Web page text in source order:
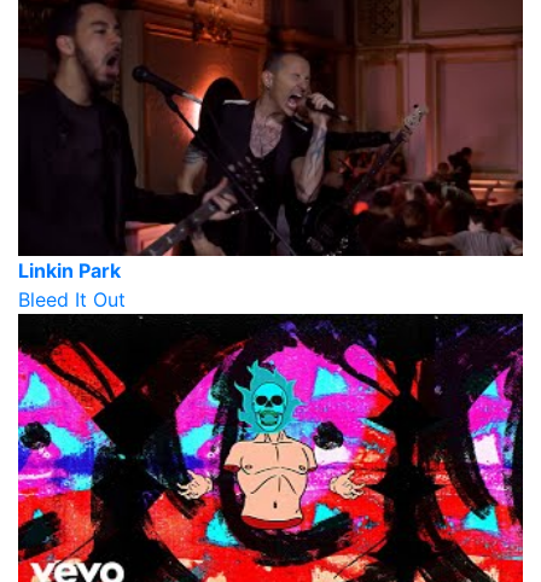
Linkin Park
Bleed It Out